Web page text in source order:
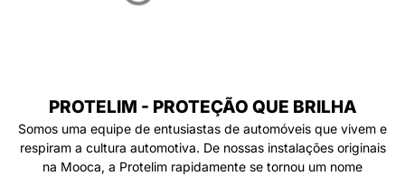
AUTO IRMAOS
Estado:São Paulo
REGIÃO ATENDIDA: REGIÃO DA CIDADE DE SÃO PAULO